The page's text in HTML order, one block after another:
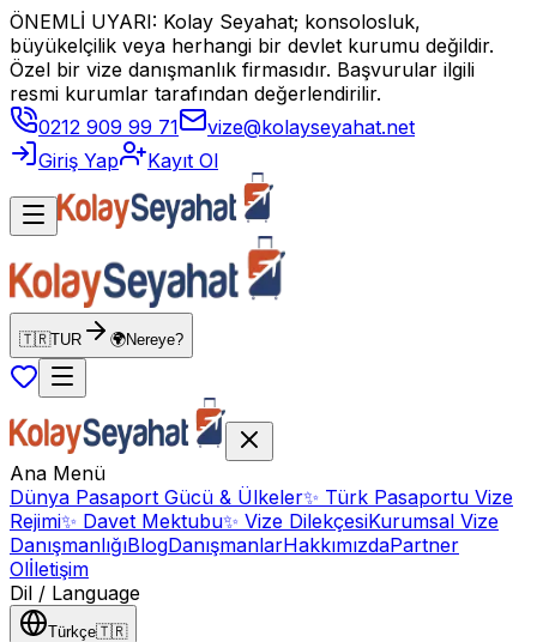
ÖNEMLİ UYARI: Kolay Seyahat; konsolosluk,
büyükelçilik veya herhangi bir devlet kurumu değildir.
Özel bir vize danışmanlık firmasıdır. Başvurular ilgili
resmi kurumlar tarafından değerlendirilir.
0212 909 99 71
vize@kolayseyahat.net
Giriş Yap
Kayıt Ol
🇹🇷TUR 🌍Nereye?
Ana Menü
Dünya Pasaport Gücü & Ülkeler✨ Türk Pasaportu Vize
Rejimi✨ Davet Mektubu✨ Vize DilekçesiKurumsal Vize
DanışmanlığıBlogDanışmanlarHakkımızdaPartner
Olİletişim
Dil / Language
Türkçe🇹🇷